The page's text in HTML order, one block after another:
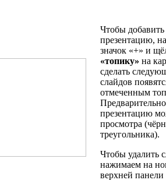
Чтобы
презентацию,
значок «+» и
«топику» на
сделать
слайдов
отмеченным
презентацию
просмотра
треугольника).
Чтобы удалить
нажимаем на
верхней